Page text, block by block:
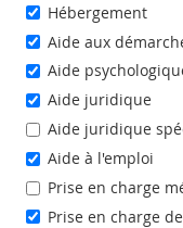
Hébergement
Aide aux
Aide
Aide juridique
Aide juridique
Aide à l'emploi
Prise en charge
Prise en charge